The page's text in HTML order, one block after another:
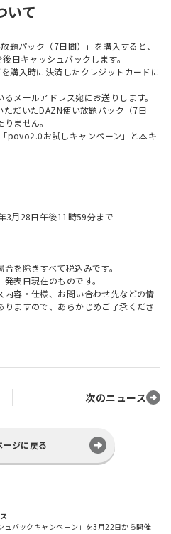
いて
題パック（7日間）」を購入すると、
日キャッシュバックします。
購入時に決済したクレジットカードに
メールアドレス宛にお送りします。
だいたDAZN使い放題パック（7日
ません。
お試しキャンペーン」と本キ
3月28日午後11時59分まで
を除きすべて税込みです。
表日現在のものです。
容・仕様、お問い合わせ先などの情
ますので、あらかじめご了承くださ
次のニュース
ージに戻る
バックキャンペーン」を3月22日から開催